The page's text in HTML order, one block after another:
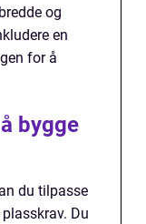
og
en
for å
bygge
du tilpasse
Du